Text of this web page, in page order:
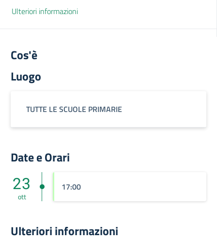
Ulteriori informazioni
Cos'è
Luogo
TUTTE LE SCUOLE PRIMARIE
Date e Orari
23
ott
17:00
Ulteriori informazioni